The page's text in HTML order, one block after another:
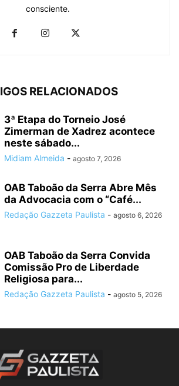
consciente.
RELACIONADOS
3ª Etapa do Torneio José
Zimerman de Xadrez acontece
neste sábado...
Midiam Almeida - agosto 7, 2026
OAB Taboão da Serra Abre Mês
da Advocacia com o “Café...
Redação Gazzeta Paulista - agosto 6, 2026
OAB Taboão da Serra Convida
Comissão Pro de Liberdade
Religiosa para...
Redação Gazzeta Paulista - agosto 5, 2026